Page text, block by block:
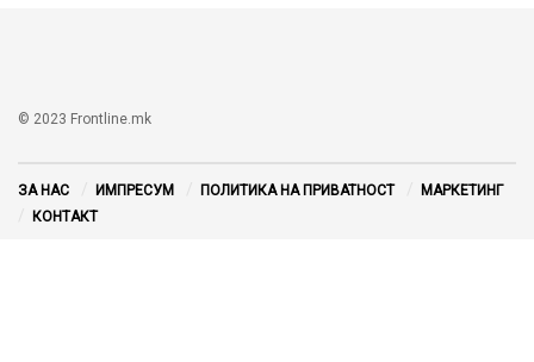
© 2023 Frontline.mk
ЗА НАС ИМПРЕСУМ ПОЛИТИКА НА ПРИВАТНОСТ
МАРКЕТИНГ
КОНТАКТ